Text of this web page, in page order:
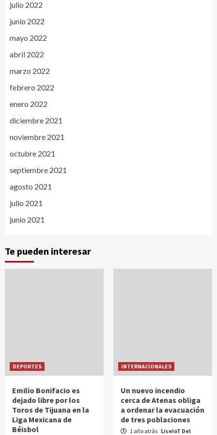
julio 2022
junio 2022
mayo 2022
abril 2022
marzo 2022
febrero 2022
enero 2022
diciembre 2021
noviembre 2021
octubre 2021
septiembre 2021
agosto 2021
julio 2021
junio 2021
Te pueden interesar
DEPORTES
Emilio Bonifacio es
dejado libre por los
Toros de Tijuana en la
Liga Mexicana de
Béisbol
INTERNACIONALES
Un nuevo incendio
cerca de Atenas obliga
a ordenar la evacuación
de tres poblaciones
1 año atrás LiceloT Del